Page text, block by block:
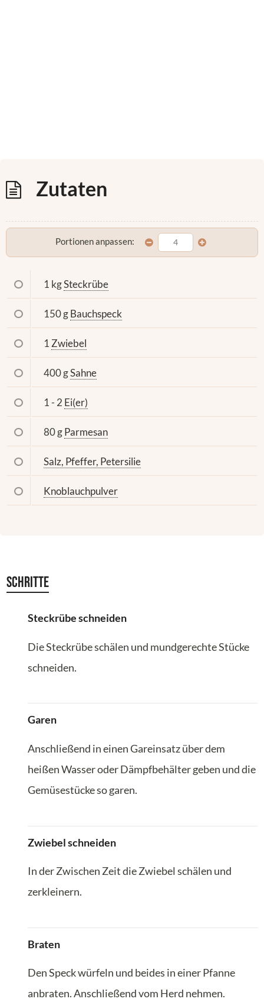
Zutaten
Portionen anpassen:
1 kgSteckrübe
150 gBauchspeck
1 Zwiebel
400 gSahne
1 - 2 Ei(er)
80 gParmesan
Salz, Pfeffer, Petersilie
Knoblauchpulver
Schritte
Steckrübe schneiden
Die Steckrübe schälen und mundgerechte Stücke
schneiden.
Garen
Anschließend in einen Gareinsatz über dem
heißen Wasser oder Dämpfbehälter geben und die
Gemüsestücke so garen.
Zwiebel schneiden
In der Zwischen Zeit die Zwiebel schälen und
zerkleinern.
Braten
Den Speck würfeln und beides in einer Pfanne
anbraten. Anschließend vom Herd nehmen.